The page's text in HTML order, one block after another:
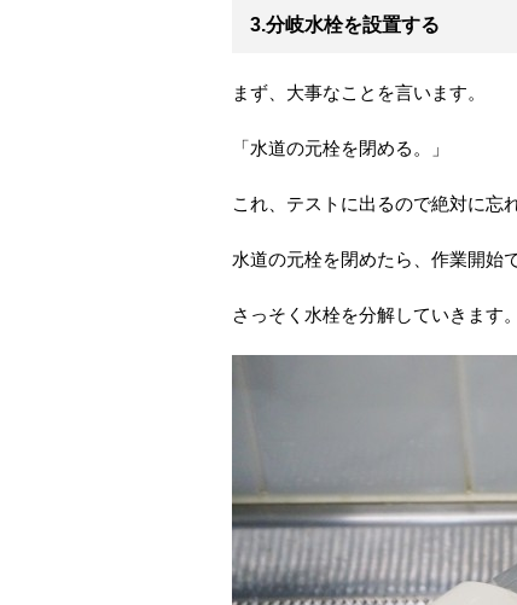
3.分岐水栓を設置する
まず、大事なことを言います。
「水道の元栓を閉める。」
これ、テストに出るので絶対に忘
水道の元栓を閉めたら、作業開始で
さっそく水栓を分解していきます。